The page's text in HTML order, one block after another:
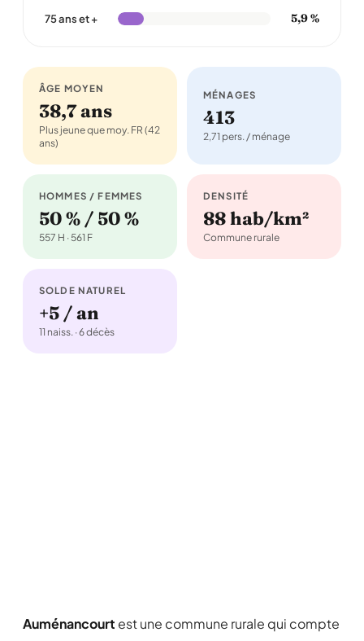
75 ans et + 5,9 %
ÂGE MOYEN
38,7 ans
Plus jeune que moy. FR (42
ans)
MÉNAGES
413
2,71 pers. / ménage
HOMMES / FEMMES
50 % / 50 %
557 H · 561 F
DENSITÉ
88 hab/km²
Commune rurale
SOLDE NATUREL
+5 / an
11 naiss. · 6 décès
Auménancourt est une commune rurale qui compte